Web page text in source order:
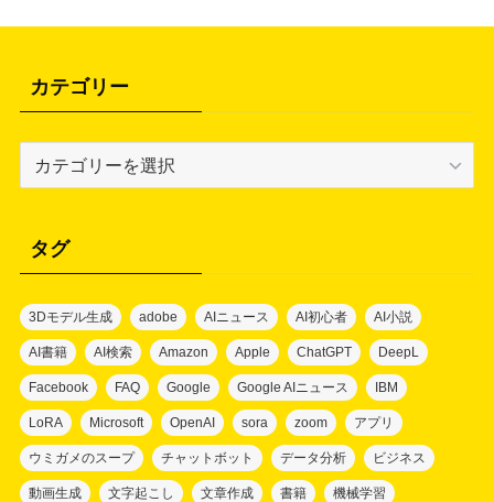
カテゴリー
テ
ー
タグ
3Dモデル生成 adobe AIニュース AI初心者 AI小説
AI書籍 AI検索 Amazon Apple ChatGPT DeepL
Facebook FAQ Google Google AIニュース IBM
LoRA Microsoft OpenAI sora zoom アプリ
ウミガメのスープ チャットボット データ分析 ビジネス
動画生成 文字起こし 文章作成 書籍 機械学習